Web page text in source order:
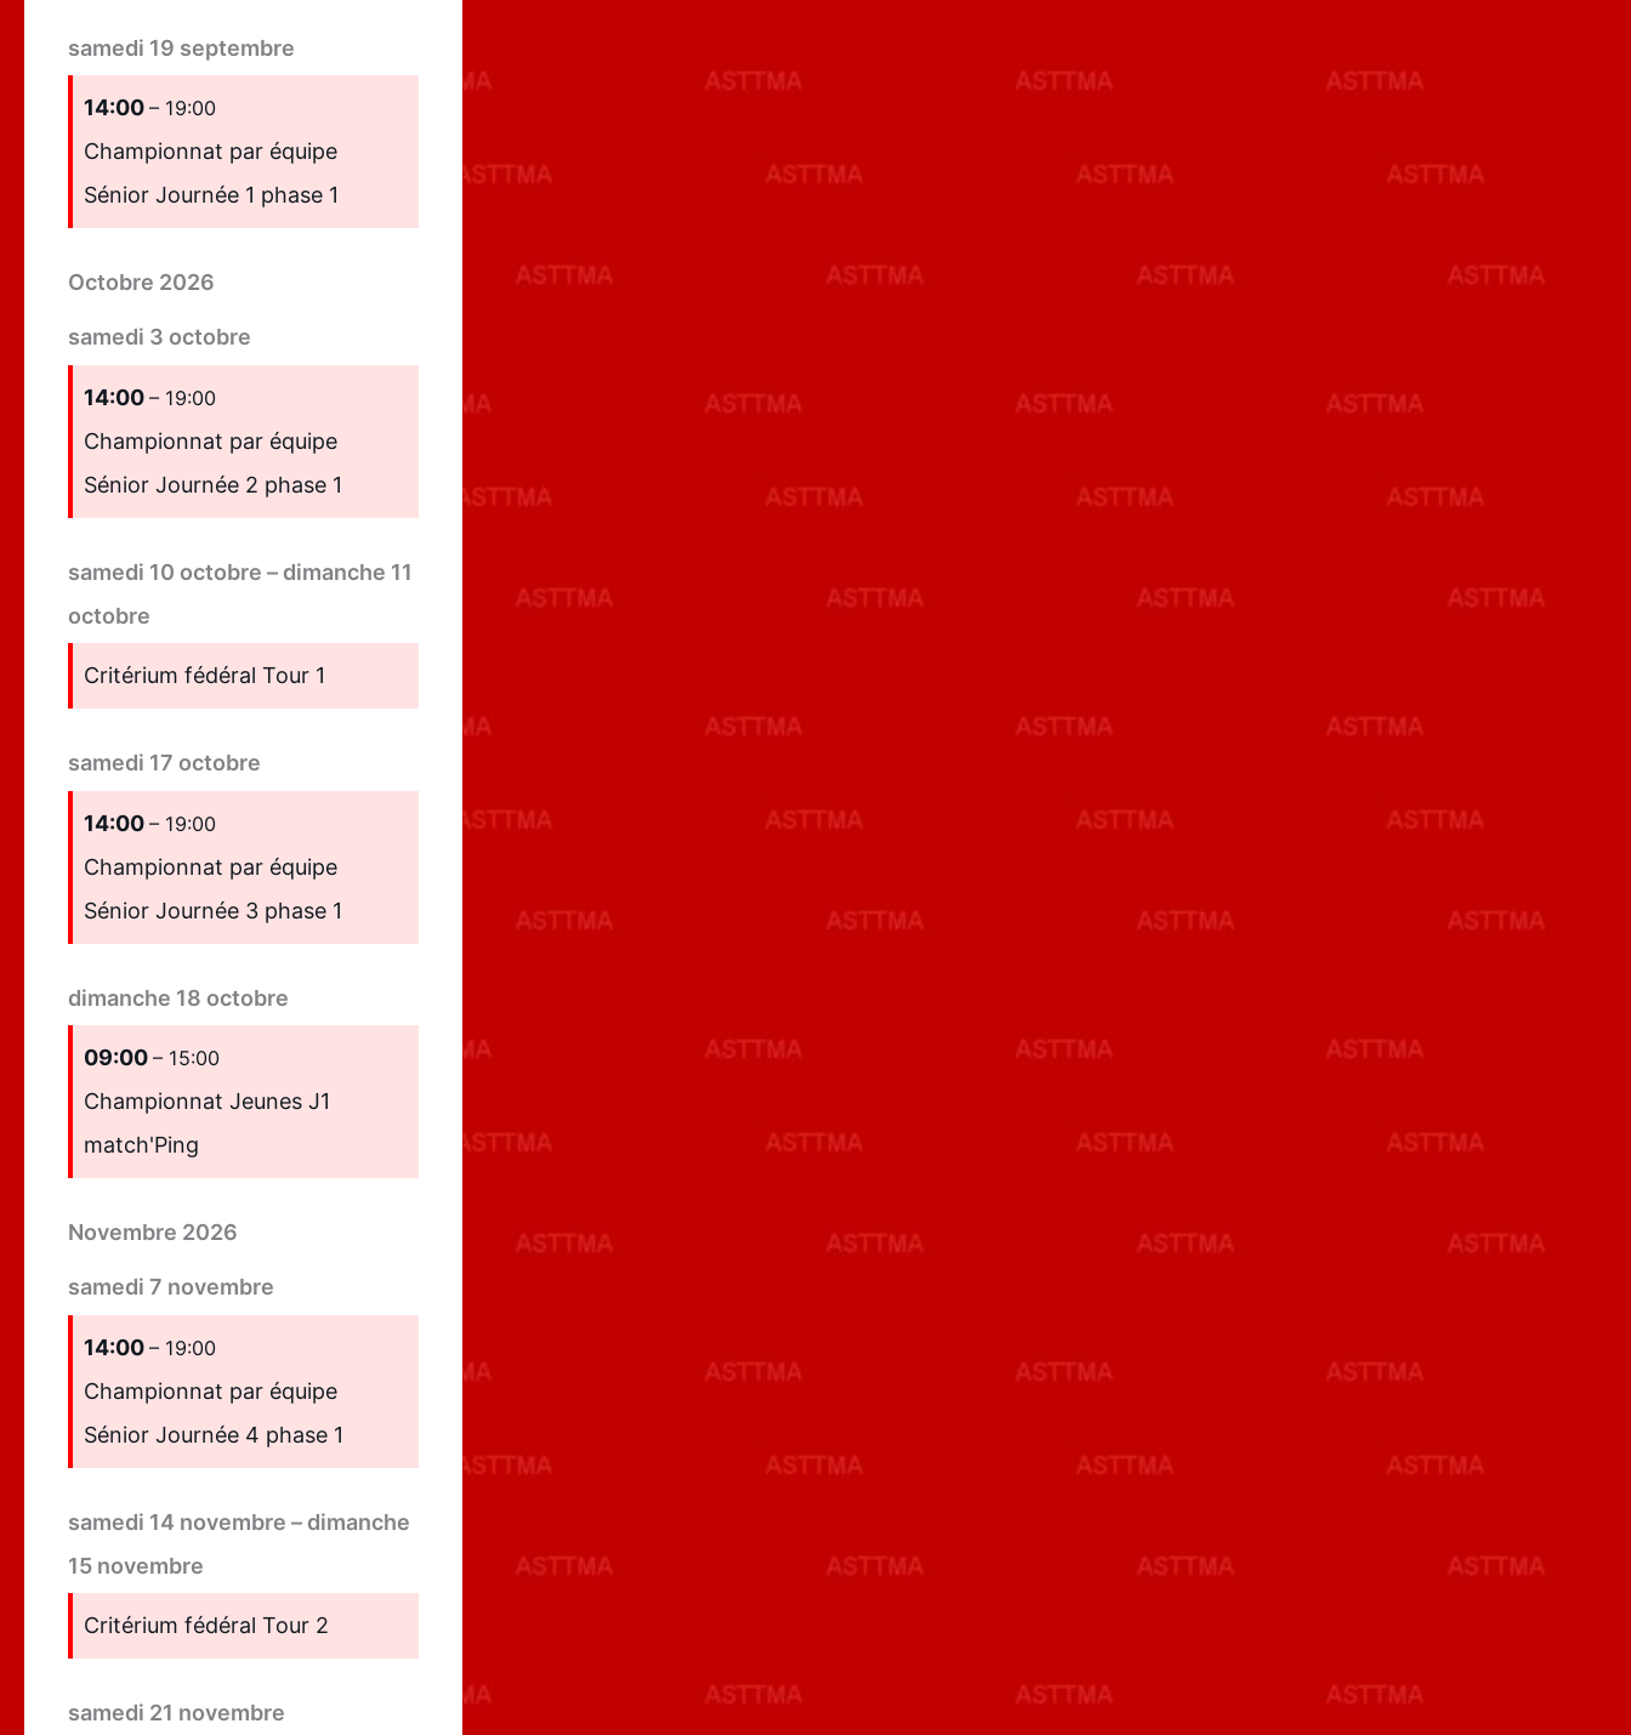
samedi 19 septembre
14:00 – 19:00
Championnat par équipe
Sénior Journée 1 phase 1
Octobre 2026
samedi 3 octobre
14:00 – 19:00
Championnat par équipe
Sénior Journée 2 phase 1
samedi 10 octobre – dimanche 11
octobre
Critérium fédéral Tour 1
samedi 17 octobre
14:00 – 19:00
Championnat par équipe
Sénior Journée 3 phase 1
dimanche 18 octobre
09:00 – 15:00
Championnat Jeunes J1
match'Ping
Novembre 2026
samedi 7 novembre
14:00 – 19:00
Championnat par équipe
Sénior Journée 4 phase 1
samedi 14 novembre – dimanche
15 novembre
Critérium fédéral Tour 2
samedi 21 novembre